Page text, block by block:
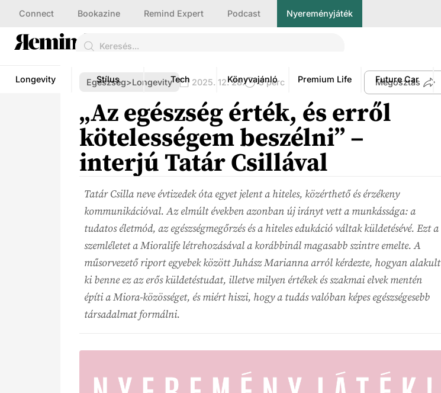
Connect Bookazine Remind Expert Podcast Nyereményjáték
Longevity Stílus Tech Könyvajánló Premium Life Future Car
Egészség>Longevity 2025. 12. 28. 5 perc Megosztás
„Az egészség érték, és erről
kötelességem beszélni” –
interjú Tatár Csillával
Tatár Csilla neve évtizedek óta egyet jelent a hiteles, közérthető és érzékeny
kommunikációval. Az elmúlt években azonban új irányt vett a munkássága: a
tudatos életmód, az egészségmegőrzés és a hiteles edukáció váltak küldetésévé. Ezt a
szemléletet a Mioralife létrehozásával a korábbinál magasabb szintre emelte. A
műsorvezető riport egyebek között Juhász Marianna arról kérdezte, hogyan alakult
ki benne ez az erős küldetéstudat, illetve milyen értékek és szakmai elvek mentén
építi a Miora-közösséget, és miért hiszi, hogy a tudás valóban képes egészségesebb
társadalmat formálni.